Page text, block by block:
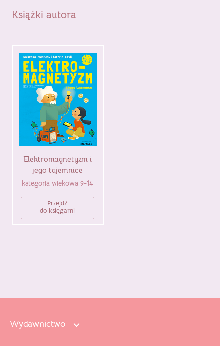
Książki autora
Elektromagnetyzm i
jego tajemnice
kategoria wiekowa 9-14
Przejdź
do księgarni
Wydawnictwo